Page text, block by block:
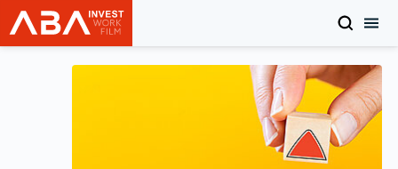
Startseite | INVEST in AUSTRIA
SUCHEN